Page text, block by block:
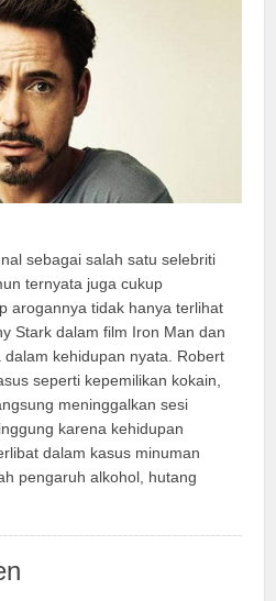
sebagai salah satu selebriti
ternyata juga cukup
arogannya tidak hanya terlihat
Stark dalam film Iron Man dan
kehidupan nyata. Robert
seperti kepemilikan kokain,
meninggalkan sesi
karena kehidupan
dalam kasus minuman
pengaruh alkohol, hutang